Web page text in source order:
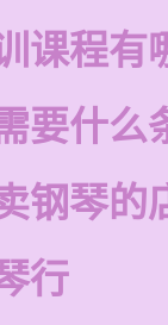
课程有
要什么
钢琴的
行